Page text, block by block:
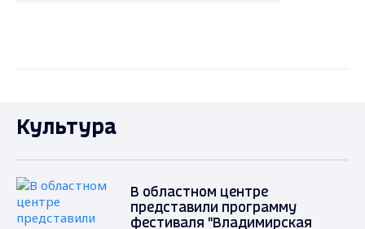
Культура
В областном центре
представили программу
фестиваля "Владимирская